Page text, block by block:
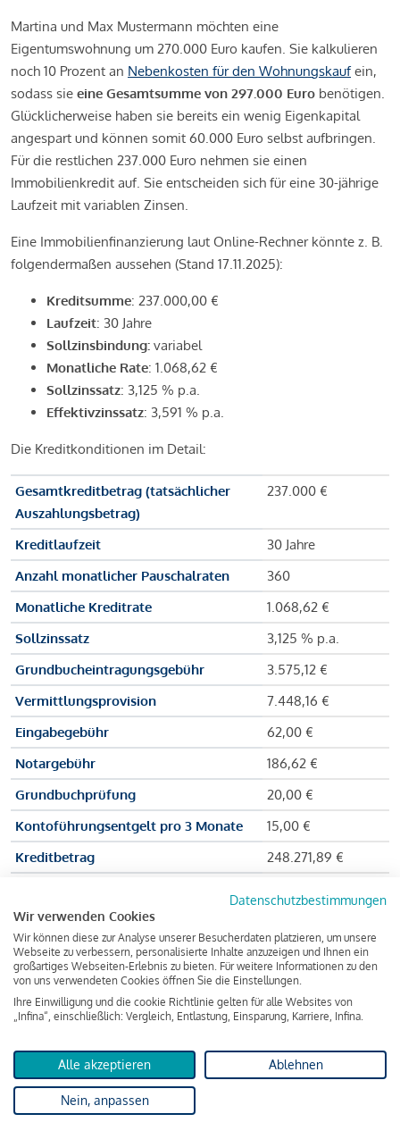
Martina und Max Mustermann möchten eine
Eigentumswohnung um 270.000 Euro kaufen. Sie kalkulieren
noch 10 Prozent an Nebenkosten für den Wohnungskaufein,
sodass sie eine Gesamtsumme von 297.000 Euro benötigen.
Glücklicherweise haben sie bereits ein wenig Eigenkapital
angespart und können somit 60.000 Euro selbst aufbringen.
Für die restlichen 237.000 Euro nehmen sie einen
Immobilienkredit auf. Sie entscheiden sich für eine 30-jährige
Laufzeit mit variablen Zinsen.
Eine Immobilienfinanzierung laut Online-Rechner könnte z. B.
folgendermaßen aussehen (Stand 17.11.2025):
Kreditsumme: 237.000,00 €
Laufzeit: 30 Jahre
Sollzinsbindung: variabel
Monatliche Rate: 1.068,62 €
Sollzinssatz: 3,125 % p.a.
Effektivzinssatz: 3,591 % p.a.
Die Kreditkonditionen im Detail:
Gesamtkreditbetrag (tatsächlicher
Auszahlungsbetrag)
237.000 €
Kreditlaufzeit
30 Jahre
Anzahl monatlicher Pauschalraten
360
Monatliche Kreditrate
1.068,62 €
Sollzinssatz
3,125 % p.a.
Grundbucheintragungsgebühr
3.575,12 €
Vermittlungsprovision
7.448,16 €
Eingabegebühr
62,00 €
Notargebühr
186,62 €
Grundbuchprüfung
20,00 €
Kontoführungsentgelt pro 3 Monate
15,00 €
Kreditbetrag
248.271,89 €
Zu zahlender Gesamtbetrag
Kreditvermittler
INFINA Credit
Broker GmbH
von 237.000 Euro ausgezahlt, um die Wohnung zu kaufen.
Darüber hinaus fallen aber noch einige Gebühren an (z. B. die
Grundbucheintragungsgebühr), sodass die Bank den
Datenschutzbestimmungen
Wir verwenden Cookies
Wir können diese zur Analyse unserer Besucherdaten platzieren, um unsere
Webseite zu verbessern, personalisierte Inhalte anzuzeigen und Ihnen ein
großartiges Webseiten-Erlebnis zu bieten. Für weitere Informationen zu den
von uns verwendeten Cookies öffnen Sie die Einstellungen.
Ihre Einwilligung und die cookie Richtlinie gelten für alle Websites von
„Infina“, einschließlich: Vergleich, Entlastung, Einsparung, Karriere, Infina.
Alle akzeptieren Ablehnen
Nein, anpassen